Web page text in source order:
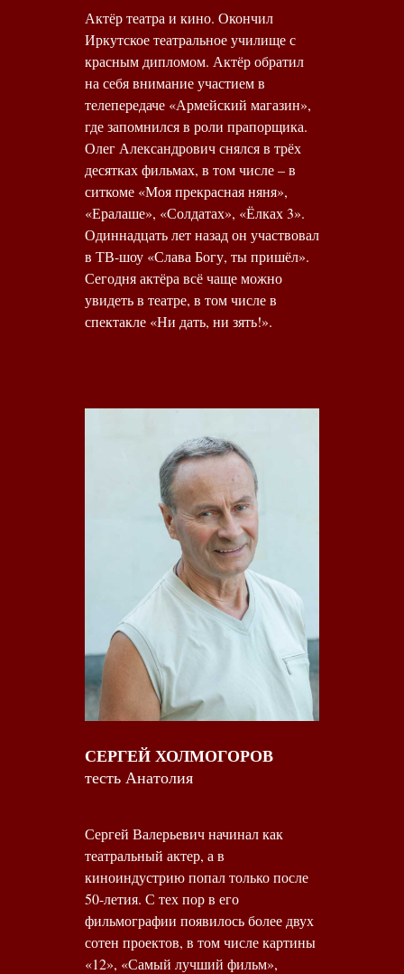
Актёр театра и кино. Окончил
Иркутское театральное училище с
красным дипломом. Актёр обратил
на себя внимание участием в
телепередаче «Армейский магазин»,
где запомнился в роли прапорщика.
Олег Александрович снялся в трёх
десятках фильмах, в том числе – в
ситкоме «Моя прекрасная няня»,
«Ералаше», «Солдатах», «Ёлках 3».
Одиннадцать лет назад он участвовал
в ТВ-шоу «Слава Богу, ты пришёл».
Сегодня актёра всё чаще можно
увидеть в театре, в том числе в
спектакле «Ни дать, ни зять!».
СЕРГЕЙ ХОЛМОГОРОВ
тесть Анатолия
Сергей Валерьевич начинал как
театральный актер, а в
киноиндустрию попал только после
50-летия. С тех пор в его
фильмографии появилось более двух
сотен проектов, в том числе картины
«12», «Самый лучший фильм»,